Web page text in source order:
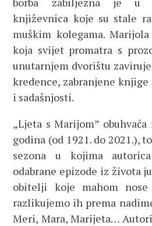
književnica koje su stale
muškim kolegama.
koja svijet promatra s
unutarnjem dvorištu
kredence, zabranjene
i sadašnjosti.
„Ljeta s Marijom”
godina (od 1921. do 2021.),
sezona u kojima
odabrane epizode iz života
obitelji koje mahom
razlikujemo ih prema
Meri, Mara, Marijeta…